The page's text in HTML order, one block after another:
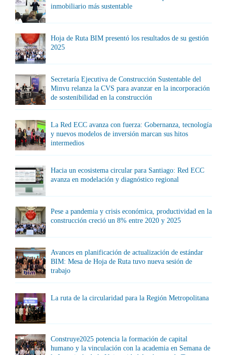
inmobiliario más sustentable
Hoja de Ruta BIM presentó los resultados de su gestión
2025
Secretaría Ejecutiva de Construcción Sustentable del
Minvu relanza la CVS para avanzar en la incorporación
de sostenibilidad en la construcción
La Red ECC avanza con fuerza: Gobernanza, tecnología
y nuevos modelos de inversión marcan sus hitos
intermedios
Hacia un ecosistema circular para Santiago: Red ECC
avanza en modelación y diagnóstico regional
Pese a pandemia y crisis económica, productividad en la
construcción creció un 8% entre 2020 y 2025
Avances en planificación de actualización de estándar
BIM: Mesa de Hoja de Ruta tuvo nueva sesión de
trabajo
La ruta de la circularidad para la Región Metropolitana
Construye2025 potencia la formación de capital
humano y la vinculación con la academia en Semana de